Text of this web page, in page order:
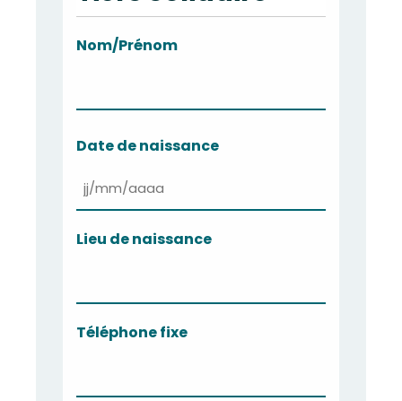
Nom/Prénom
Date de naissance
JJ
slash
Lieu de naissance
Téléphone fixe